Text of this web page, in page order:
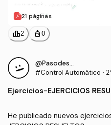
21 páginas
leaderboard2 personal_bag 0
@Pasodestudiar
#Control Automático ·
Ejercicios-EJERCICIOS
He publicado nuevos